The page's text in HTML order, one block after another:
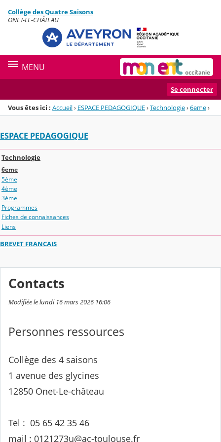
Menu de la rubrique
Contenu
Collège des Quatre Saisons
ONET-LE-CHÂTEAU
MENU
Se connecter
Vous êtes ici : Accueil› ESPACE PEDAGOGIQUE›Technologie›6eme›
ESPACE PEDAGOGIQUE
Technologie
6eme
5ème
4ème
3ème
Programmes
Fiches de connaissances
Liens
BREVET FRANCAIS
Contacts
Modifiée le lundi 16 mars 2026 16:06
Personnes ressources
Collège des 4 saisons
1 avenue des glycines
12850 Onet-Le-château
Tel : 05 65 42 35 46
mail : 0121273u@ac-toulouse.fr